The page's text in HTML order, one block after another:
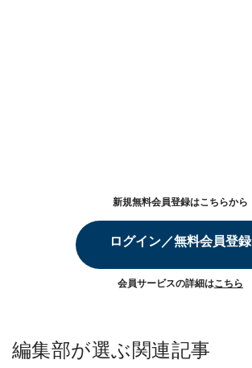
新規無料会員登録はこちらから
ログイン／無料会員登録
会員サービスの詳細はこちら
編集部が選ぶ関連記事